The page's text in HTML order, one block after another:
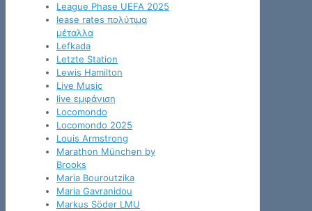
League Phase UEFA 2025
lease rates πολύτιμα
μέταλλα
Lefkada
Letzte Station
Lewis Hamilton
Live Music
live εμφάνιση
Locomondo
Locomondo 2025
Louis Armstrong
Marathon München by
Brooks
Maria Bouroutzika
Maria Gavranidou
Markus Söder LMU